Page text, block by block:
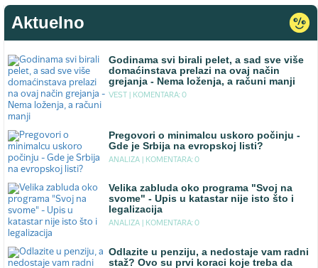
Aktuelno
Godinama svi birali pelet, a sad sve više
domaćinstava prelazi na ovaj način
grejanja - Nema loženja, a računi manji
VEST | KOMENTARA: 0
Pregovori o minimalcu uskoro počinju -
Gde je Srbija na evropskoj listi?
ANALIZA | KOMENTARA: 0
Velika zabluda oko programa "Svoj na
svome" - Upis u katastar nije isto što i
legalizacija
ANALIZA | KOMENTARA: 0
Odlazite u penziju, a nedostaje vam radni
staž? Ovo su prvi koraci koje treba da